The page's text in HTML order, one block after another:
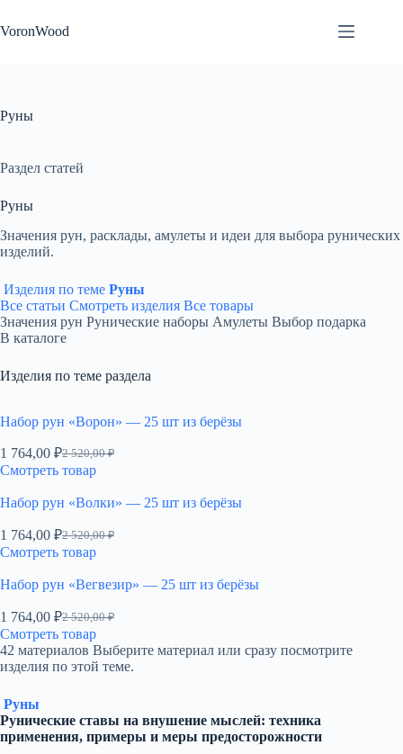
к
сути
VoronWood
Руны
Раздел статей
Руны
Значения рун, расклады, амулеты и идеи для выбора рунических
изделий.
Изделия по теме Руны
Все статьи Смотреть изделия Все товары
Значения рун Рунические наборы Амулеты Выбор подарка
В каталоге
Изделия по теме раздела
Набор рун «Ворон» — 25 шт из берёзы
2 520,00₽
Первоначальная
цена
2
520,00 ₽.
1 764,00 ₽
Текущая
цена:
764,00 ₽.
Смотреть товар
Набор рун «Волки» — 25 шт из берёзы
2 520,00₽
Первоначальная
цена
2
520,00 ₽.
1 764,00 ₽
Текущая
цена:
764,00 ₽.
Смотреть товар
Набор рун «Вегвезир» — 25 шт из берёзы
2 520,00₽
Первоначальная
цена
составляла
2
1 764,00 ₽
Текущая
цена:
1
764,00 ₽.
Смотреть товар
42 материалов Выберите материал или сразу посмотрите
изделия по этой теме.
Руны
Рунические ставы на внушение мыслей: техника
применения, примеры и меры предосторожности